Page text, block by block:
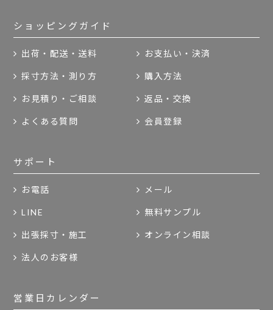
ショッピングガイド
出荷・配送・送料 お支払い・決済
採寸方法・測り方 購入方法
お見積り・ご相談 返品・交換
よくある質問 会員登録
サポート
お電話 メール
LINE 無料サンプル
出張採寸・施工 オンライン相談
法人のお客様
営業日カレンダー